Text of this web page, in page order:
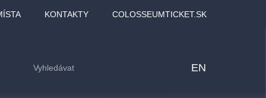
KONTAKTY COLOSSEUMTICKET.SK
EN